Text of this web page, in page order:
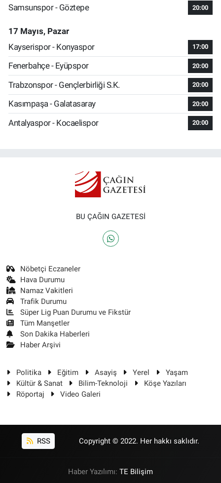
Samsunspor - Göztepe 20:00
17 Mayıs, Pazar
Kayserispor - Konyaspor
17:00
Fenerbahçe - Eyüpspor 20:00
Trabzonspor - Gençlerbirliği S.K. 20:00
Kasımpaşa - Galatasaray 20:00
Antalyaspor - Kocaelispor 20:00
BU ÇAĞIN GAZETESİ
Nöbetçi Eczaneler
Hava Durumu
Namaz Vakitleri
Trafik Durumu
Süper Lig Puan Durumu ve Fikstür
Tüm Manşetler
Son Dakika Haberleri
Haber Arşivi
Politika Eğitim Asayiş Yerel
Yaşam
Kültür & Sanat
Bilim-Teknoloji
Köşe Yazıları
Röportaj
Video Galeri
RSS Copyright © 2022. Her hakkı saklıdır.
Haber Yazılımı: TE Bilişim